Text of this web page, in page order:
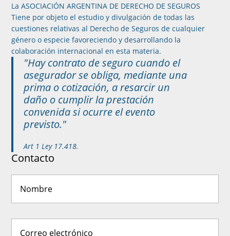
La ASOCIACIÓN ARGENTINA DE DERECHO DE SEGUROS
Tiene por objeto el estudio y divulgación de todas las
cuestiones relativas al Derecho de Seguros de cualquier
género o especie favoreciendo y desarrollando la
colaboración internacional en esta materia.
"Hay contrato de seguro cuando el
asegurador se obliga, mediante una
prima o cotización, a resarcir un
daño o cumplir la prestación
convenida si ocurre el evento
previsto."
Art 1 Ley 17.418.
Contacto